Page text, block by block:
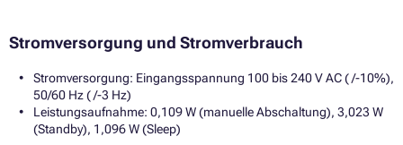
Stromversorgung und Stromverbrauch
Stromversorgung: Eingangsspannung 100 bis 240 V AC ( /-10%),
50/60 Hz ( /-3 Hz)
Leistungsaufnahme: 0,109 W (manuelle Abschaltung), 3,023 W
(Standby), 1,096 W (Sleep)